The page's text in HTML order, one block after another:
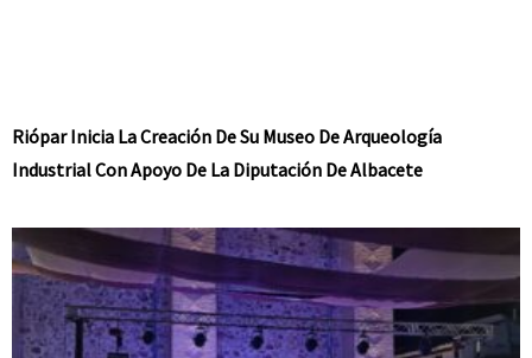
Riópar Inicia La Creación De Su Museo De Arqueología
Industrial Con Apoyo De La Diputación De Albacete